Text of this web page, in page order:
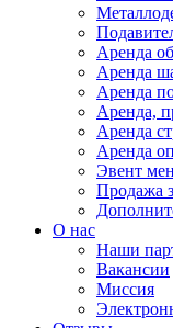
Аренда
Аренда
Аренда
Аренда,
Аренда
Аренда
Эвент
Продажа
О нас
Наши
Вакансии
Миссия